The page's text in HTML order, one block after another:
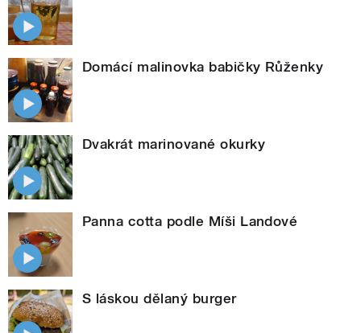
Domácí malinovka babičky Růženky
Dvakrát marinované okurky
Panna cotta podle Míši Landové
S láskou dělaný burger